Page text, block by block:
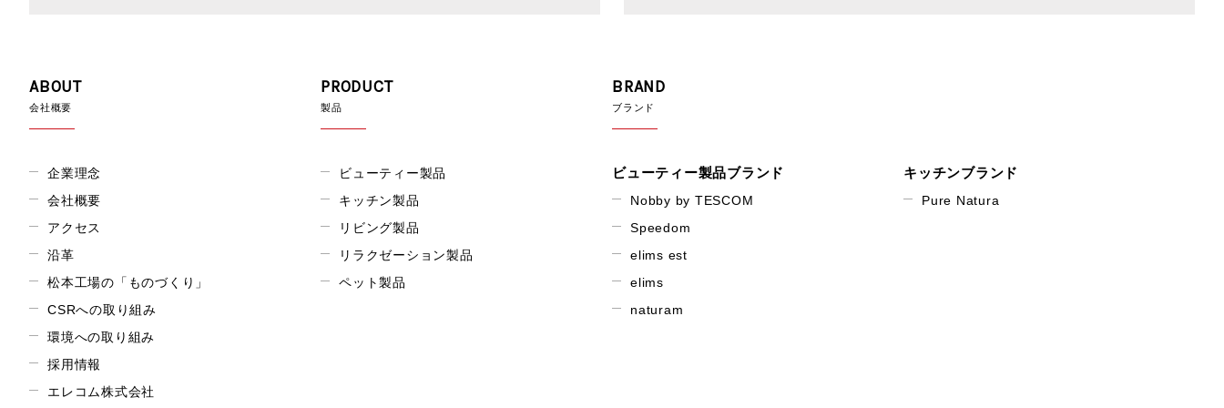
ABOUT
会社概要
企業理念
会社概要
アクセス
沿革
松本工場の「ものづくり」
CSRへの取り組み
環境への取り組み
採用情報
エレコム株式会社
PRODUCT
製品
ビューティー製品
キッチン製品
リビング製品
リラクゼーション製品
ペット製品
BRAND
ブランド
ビューティー製品ブランド
Nobby by TESCOM
Speedom
elims est
elims
naturam
キッチンブランド
Pure Natura